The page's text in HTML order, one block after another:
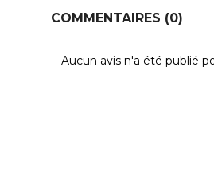
COMMENTAIRES (0)
Aucun avis n'a été publié